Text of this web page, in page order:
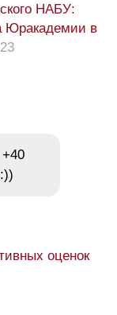
НАБУ:
Юракадемии в
+40
оценок